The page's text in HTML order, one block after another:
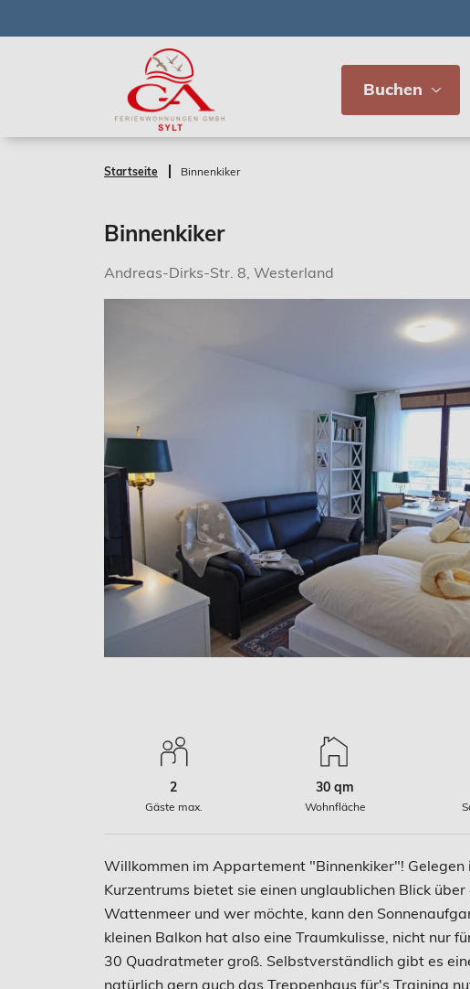
Buchen
Startseite Binnenkiker
Binnenkiker
Andreas-Dirks-Str. 8, Westerland
2
Gäste max.
30 qm
Wohnfläche
Willkommen im Appartement "Binnenkiker"!
Kurzentrums bietet sie einen unglaublichen Blick
Wattenmeer und wer möchte, kann den
kleinen Balkon hat also eine Traumkulisse, nicht nur
30 Quadratmeter groß. Selbstverständlich gibt es
natürlich gern auch das Treppenhaus für's Training